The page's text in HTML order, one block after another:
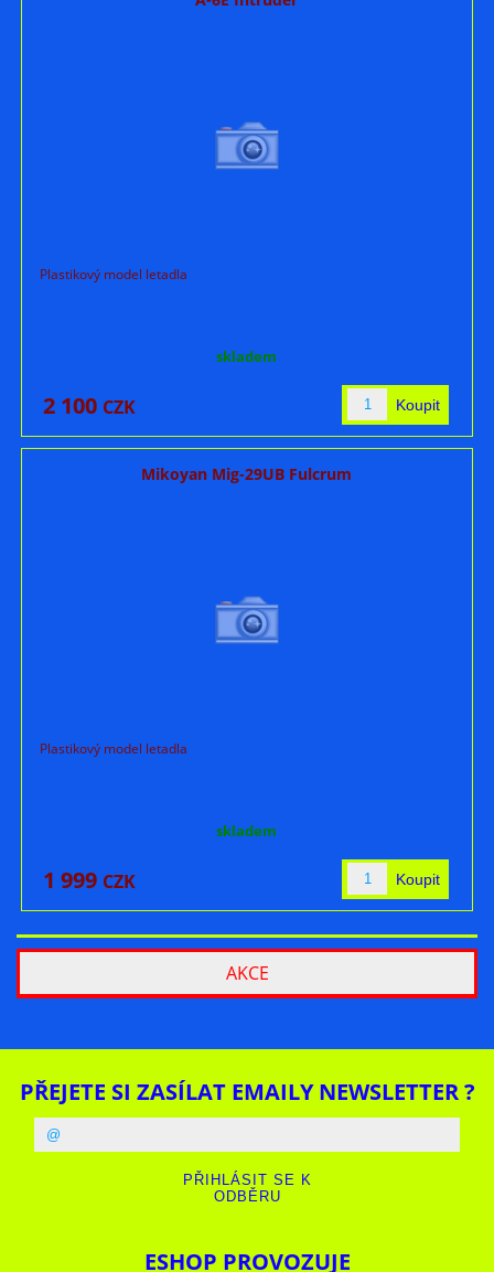
Plastikový model letadla
skladem
2 100 CZK
Mikoyan Mig-29UB Fulcrum
Plastikový model letadla
skladem
1 999 CZK
AKCE
PŘEJETE SI ZASÍLAT EMAILY NEWSLETTER ?
ESHOP PROVOZUJE